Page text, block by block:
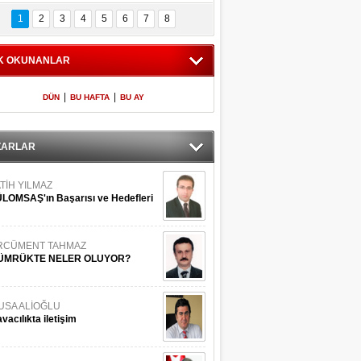
İstanbul
Adaları
600 milletvekilinin
listesi
1 2 3 4 5 6 7 8
OKUNANLAR
DÜN BU HAFTA BU AY
YILMAZ
Başarısı ve Hedefleri
TAHMAZ
NELER OLUYOR?
ALİOĞLU
iletişim